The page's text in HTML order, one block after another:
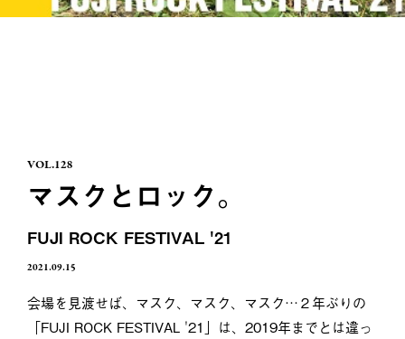
VOL.128
マスクとロック。
FUJI ROCK FESTIVAL '21
2021.09.15
会場を見渡せば、マスク、マスク、マスク…２年ぶりの
「FUJI ROCK FESTIVAL '21」は、2019年までとは違っ